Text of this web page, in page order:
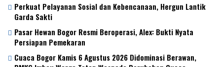
Perkuat Pelayanan Sosial dan Kebencanaan, Hergun Lantik
Garda Sakti
Pasar Hewan Bogor Resmi Beroperasi, Alex: Bukti Nyata
Persiapan Pemekaran
Cuaca Bogor Kamis 6 Agustus 2026 Didominasi Berawan,